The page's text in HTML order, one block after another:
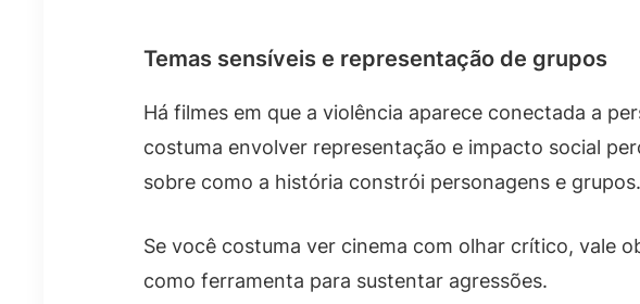
Temas sensíveis e representação de grupos
Há filmes em que a violência aparece conectada a
costuma envolver representação e impacto social
sobre como a história constrói personagens e grupos.
Se você costuma ver cinema com olhar crítico, vale
como ferramenta para sustentar agressões.